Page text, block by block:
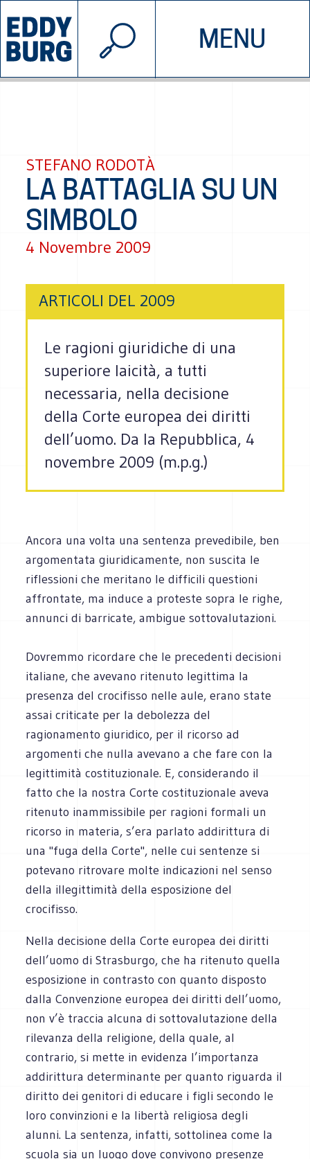
MENU
INIZIATIVE CHI SIAMO
© 2026 EDDYBURG
STEFANO RODOTÀ
LA BATTAGLIA SU UN
SIMBOLO
4 Novembre 2009
ARTICOLI DEL 2009
Le ragioni giuridiche di una
superiore laicità, a tutti
necessaria, nella decisione
della Corte europea dei diritti
dell’uomo. Da la Repubblica, 4
novembre 2009 (m.p.g.)
Ancora una volta una sentenza prevedibile, ben
argomentata giuridicamente, non suscita le
riflessioni che meritano le difficili questioni
affrontate, ma induce a proteste sopra le righe,
annunci di barricate, ambigue sottovalutazioni.
Dovremmo ricordare che le precedenti decisioni
italiane, che avevano ritenuto legittima la
presenza del crocifisso nelle aule, erano state
assai criticate per la debolezza del
ragionamento giuridico, per il ricorso ad
argomenti che nulla avevano a che fare con la
legittimità costituzionale. E, considerando il
fatto che la nostra Corte costituzionale aveva
ritenuto inammissibile per ragioni formali un
ricorso in materia, s’era parlato addirittura di
una "fuga della Corte", nelle cui sentenze si
potevano ritrovare molte indicazioni nel senso
della illegittimità della esposizione del
crocifisso.
Nella decisione della Corte europea dei diritti
dell’uomo di Strasburgo, che ha ritenuto quella
esposizione in contrasto con quanto disposto
dalla Convenzione europea dei diritti dell’uomo,
non v’è traccia alcuna di sottovalutazione della
rilevanza della religione, della quale, al
contrario, si mette in evidenza l’importanza
addirittura determinante per quanto riguarda il
diritto dei genitori di educare i figli secondo le
loro convinzioni e la libertà religiosa degli
alunni. La sentenza, infatti, sottolinea come la
scuola sia un luogo dove convivono presenze